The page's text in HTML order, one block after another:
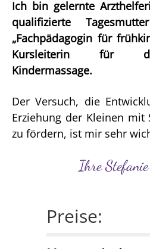
Ich bin gelernte
qualifizierte
„Fachpädagogin für
Kursleiterin für
Kindermassage.
Der Versuch, die
Erziehung der Kleinen mit
zu fördern, ist mir sehr
Ihre
Preise: